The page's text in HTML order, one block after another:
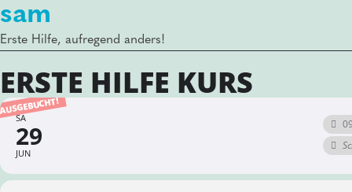
sam
Erste Hilfe, aufregend anders!
ERSTE HILFE KURS
SA
29
JUN